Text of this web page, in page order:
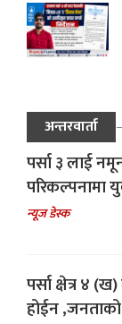
अन्तरवार्ता
पर्सा ३ लाई
परिकल्पनामा
न्यूज डेस्क
पर्सा क्षेत्र ४
होईन ,जनताको